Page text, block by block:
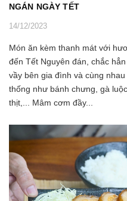
NGÁN NGÀY TẾT
14/12/2023
Món ăn kèm thanh mát với
đến Tết Nguyên đán, chắc
vầy bên gia đình và cùng
thống như bánh chưng, gà
thịt,... Mâm cơm đầy...